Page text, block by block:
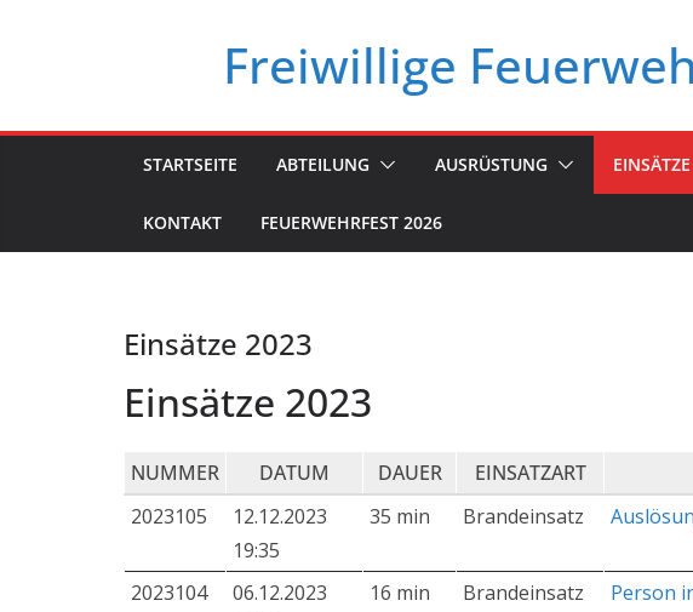
Freiwillige
STARTSEITE ABTEILUNG AUSRÜSTUNG EINSÄTZE
KONTAKT FEUERWEHRFEST 2026
Einsätze 2023
Einsätze 2023
NUMMER DATUM DAUER EINSATZART
2023105
12.12.2023
19:35
35 min Brandeinsatz
2023104
06.12.2023
16 min Brandeinsatz Person